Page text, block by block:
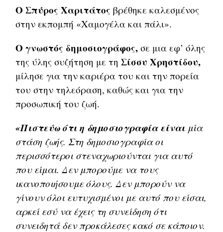
Ο Σπύρος Χαριτάτος βρέθηκε καλεσμένος
στην εκπομπή «Χαμογέλα και πάλι».
Ο γνωστός δημοσιογράφος, σε μια εφ’ όλης
της ύλης συζήτηση με τηΣίσσυ Χρηστίδου,
μίλησε για την καριέρα του και την πορεία
του στην τηλεόραση, καθώς και για την
προσωπική του ζωή.
«Πιστεύω ότι η δημοσιογραφία είναι μία
στάση ζωής. Στη δημοσιογραφία οι
περισσότεροι στεναχωριούνται για αυτό
που είμαι. Δεν μπορούμε να τους
ικανοποιήσουμε όλους. Δεν μπορούν να
γίνουν όλοι ευτυχισμένοι με αυτό που είσαι,
αρκεί εσύ να έχεις τη συνείδηση ότι
συνειδητά δεν προκάλεσες κακό σε κάποιον.